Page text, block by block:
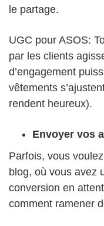
le partage.
UGC pour ASOS:
par les clients
d’engagement
vêtements
rendent heureux).
Envoyer vos
Parfois, vous
blog, où vous avez
conversion en
comment ramener